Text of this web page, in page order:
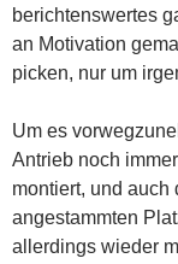
berichtenswertes
an Motivation
picken, nur um
Um es
Antrieb noch
montiert, und auch
angestammten
allerdings wieder